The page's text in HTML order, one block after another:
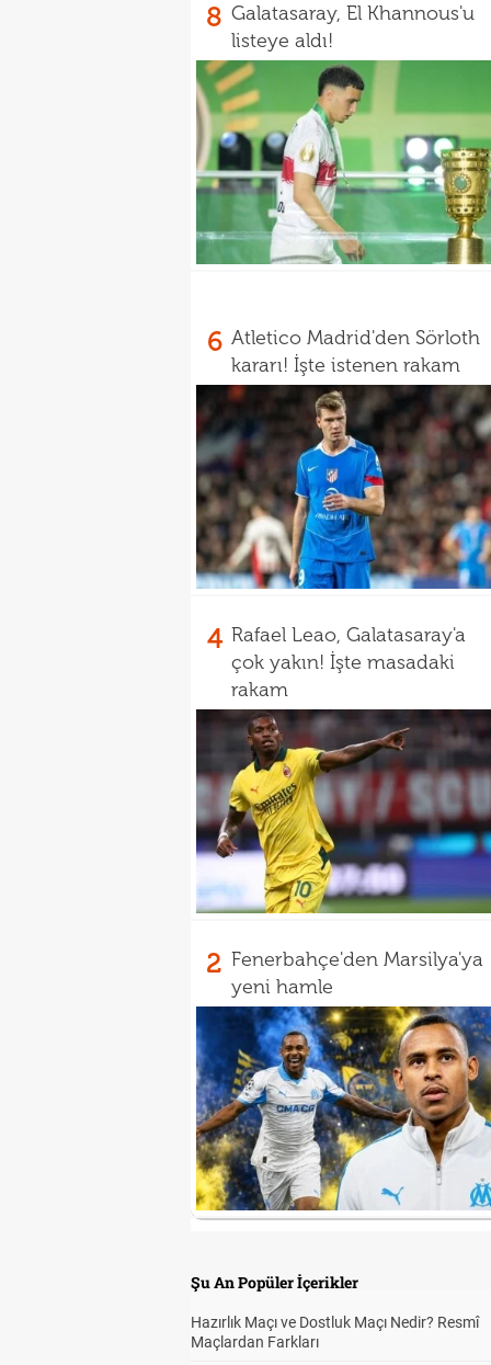
8 Galatasaray, El Khannous'u
listeye aldı!
6 Atletico Madrid'den Sörloth
kararı! İşte istenen rakam
4 Rafael Leao, Galatasaray'a
çok yakın! İşte masadaki
rakam
2 Fenerbahçe'den Marsilya'ya
yeni hamle
Şu An Popüler İçerikler
Hazırlık Maçı ve Dostluk Maçı Nedir? Resmî
Maçlardan Farkları